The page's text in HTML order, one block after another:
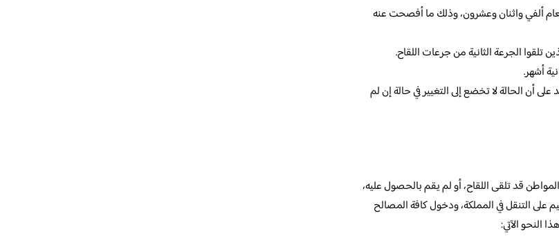
ألفي واثنان وعشرون، وذلك ما أفصحت عنه
تلقوا الجرعة الثانية من جرعات اللقاح.
أشهر.
أن الحالة لا تخضع إلى التغيير في حالة إن لم
قد تلقى اللقاح، أو لم يقم بالحصول عليه،
على التنقل في المملكة، ودخول كافة المصالح
النحو الآتي: